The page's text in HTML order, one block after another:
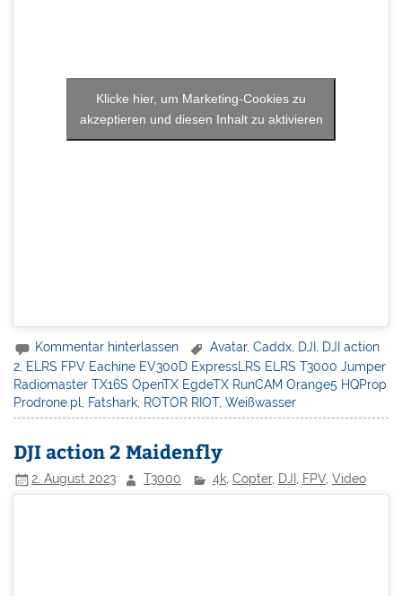
Klicke hier, um Marketing-Cookies zu
akzeptieren und diesen Inhalt zu aktivieren
Kommentar hinterlassen Avatar,Caddx, DJI , DJI action
2 ELRS FPV Eachine EV300D ExpressLRS ELRS T3000 Jumper
Radiomaster TX16S OpenTX EgdeTX RunCAM Orange5 HQProp
Prodrone.pl
Fatshark ROTOR RIOT,Weißwasser
DJI action 2 Maidenfly
2. August 2023 T3000 4k, Copter, DJI , FPV, Video